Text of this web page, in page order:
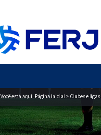
Você está aqui: Página inicial > Clubes e ligas